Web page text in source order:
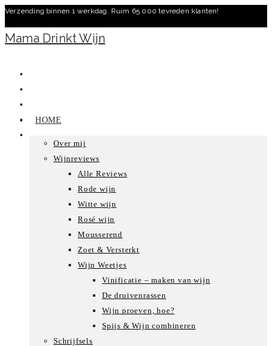
Ga
naar
inhoud
Verzending binnen 1 werkdag. Ruim 65.000 tevreden klanten!
Mama Drinkt Wijn
HOME
Over mij
Wijnreviews
Alle Reviews
Rode wijn
Witte wijn
Rosé wijn
Mousserend
Zoet & Versterkt
Wijn Weetjes
Vinificatie – maken van wijn
De druivenrassen
Wijn proeven, hoe?
Spijs & Wijn combineren
Schrijfsels